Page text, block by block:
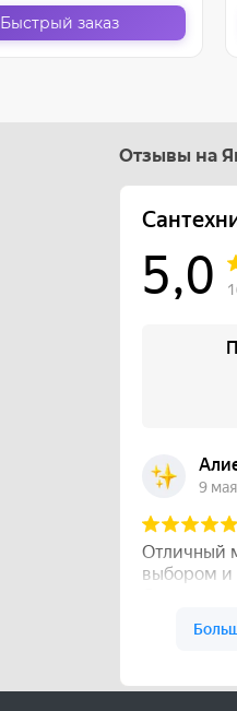
Быстрый заказ
Отзывы на